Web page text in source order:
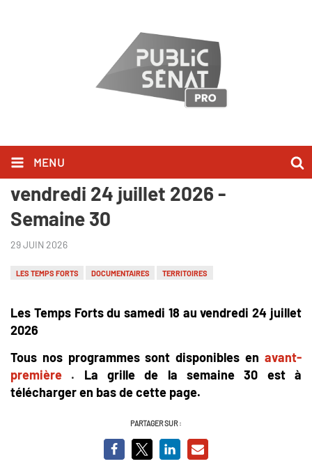
MENU
Les Temps Forts du samedi 18 au
vendredi 24 juillet 2026 -
Semaine 30
29 JUIN 2026
LES TEMPS FORTS DOCUMENTAIRES TERRITOIRES
Les Temps Forts du samedi 18 au vendredi 24 juillet
2026
Tous nos programmes sont disponibles en avant-
première
. La grille de la semaine 30 est à
télécharger en bas de cette page.
PARTAGER SUR :